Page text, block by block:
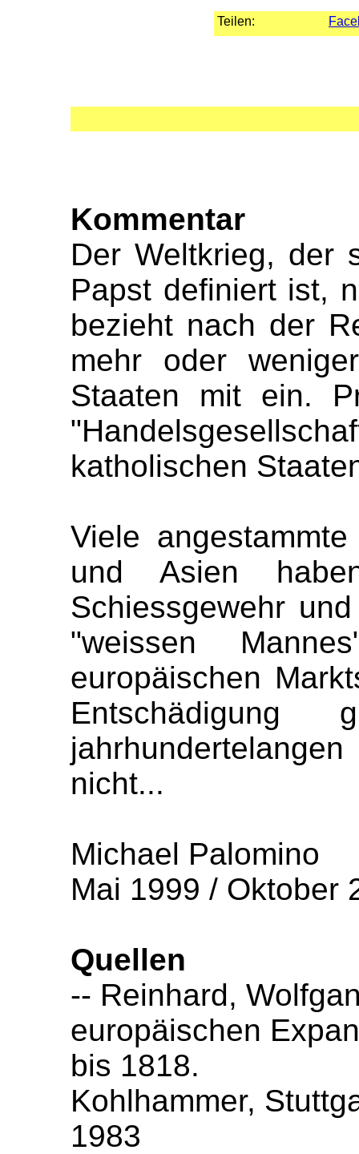
Teilen:
Kommentar
Der Weltkrieg, der
Papst definiert ist,
bezieht nach der
mehr oder
Staaten mit ein.
katholischen
Viele
und Asien
Schiessgewehr
"weissen
europäischen
nicht...
Michael Palomino
Mai 1999 / Oktober
Quellen
-- Reinhard,
europäischen
bis 1818.
Kohlhammer,
1983